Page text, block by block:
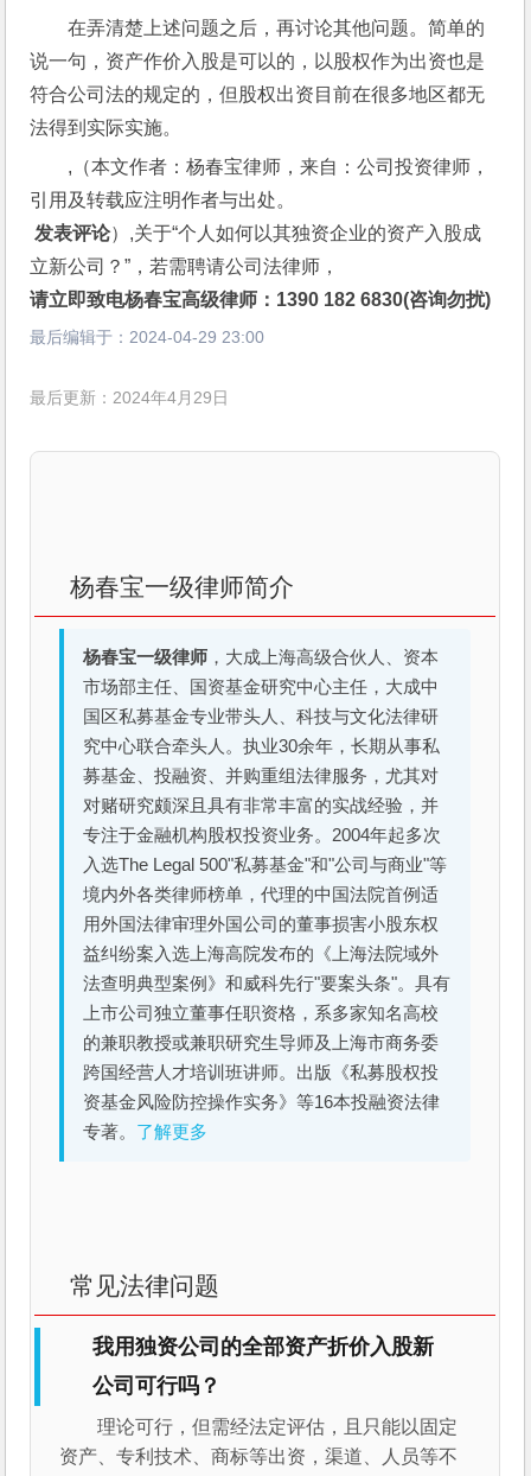
在弄清楚上述问题之后，再讨论其他问题。简单的
说一句，资产作价入股是可以的，以股权作为出资也是
符合公司法的规定的，但股权出资目前在很多地区都无
法得到实际实施。
,（本文作者：杨春宝律师，来自：公司投资律师，
引用及转载应注明作者与出处。
发表评论）,关于“个人如何以其独资企业的资产入股成
立新公司？”，若需聘请公司法律师，
请立即致电杨春宝高级律师：1390 182 6830(咨询勿扰)
最后编辑于： 2024-04-29 23:00
最后更新：2024年4月29日
杨春宝一级律师简介
杨春宝一级律师 ，大成上海高级合伙人、资本
市场部主任、国资基金研究中心主任，大成中
国区私募基金专业带头人、科技与文化法律研
究中心联合牵头人。执业30余年，长期从事私
募基金、投融资、并购重组法律服务，尤其对
对赌研究颇深且具有非常丰富的实战经验，并
专注于金融机构股权投资业务。2004年起多次
入选The Legal 500"私募基金"和"公司与商业"等
境内外各类律师榜单，代理的中国法院首例适
用外国法律审理外国公司的董事损害小股东权
益纠纷案入选上海高院发布的《上海法院域外
法查明典型案例》和威科先行"要案头条"。具有
上市公司独立董事任职资格，系多家知名高校
的兼职教授或兼职研究生导师及上海市商务委
跨国经营人才培训班讲师。出版《私募股权投
资基金风险防控操作实务》等16本投融资法律
专著。 了解更多
常见法律问题
我用独资公司的全部资产折价入股新
公司可行吗？
理论可行，但需经法定评估，且只能以固定
资产、专利技术、商标等出资，渠道、人员等不